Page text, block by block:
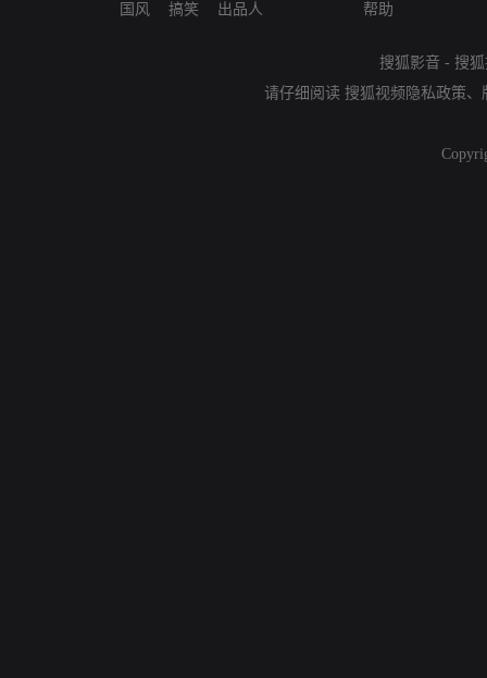
国风
搞笑
出品人
帮助
搜狐影音 - 搜
请仔细阅读 搜狐视频隐私政策、